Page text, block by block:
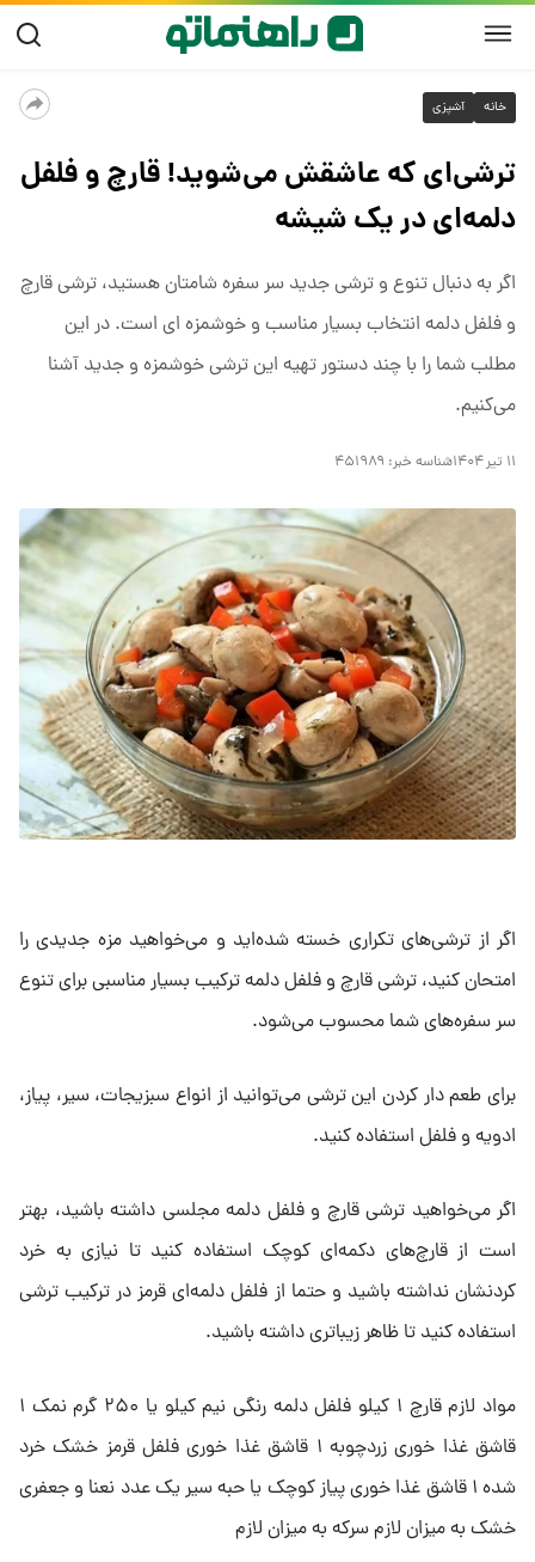
خانه آشپزی
ترشی‌ای که عاشقش می‌شوید! قارچ و فلفل
دلمه‌ای در یک شیشه
اگر به دنبال تنوع و ترشی جدید سر سفره شامتان هستید، ترشی قارچ
و فلفل دلمه انتخاب بسیار مناسب و خوشمزه ای است. در این
مطلب شما را با چند دستور تهیه این ترشی خوشمزه و جدید آشنا
می‌کنیم.
۱۱ تیر ۱۴۰۴ شناسه خبر: ۴۵۱۹۸۹
اگر از ترشی‌های تکراری خسته شده‌اید و می‌خواهید مزه جدیدی را
امتحان کنید، ترشی قارچ و فلفل دلمه ترکیب بسیار مناسبی برای تنوع
سر سفره‌های شما محسوب می‌شود.
برای طعم دار کردن این ترشی می‌توانید از انواع سبزیجات، سیر، پیاز،
ادویه و فلفل استفاده کنید.
اگر می‌خواهید ترشی قارچ و فلفل دلمه مجلسی داشته باشید، بهتر
است از قارچ‌های دکمه‌ای کوچک استفاده کنید تا نیازی به خرد
کردنشان نداشته باشید و حتما از فلفل دلمه‌ای قرمز در ترکیب ترشی
استفاده کنید تا ظاهر زیباتری داشته باشید.
مواد لازم قارچ ۱ کیلو فلفل دلمه رنگی نیم کیلو یا ۲۵۰ گرم نمک ۱
قاشق غذا خوری زردچوبه ۱ قاشق غذا خوری فلفل قرمز خشک خرد
شده ۱ قاشق غذا خوری پیاز کوچک یا حبه سیر یک عدد نعنا و جعفری
خشک به میزان لازم سرکه به میزان لازم